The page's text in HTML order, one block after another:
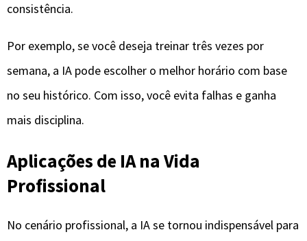
consistência.
Por exemplo, se você deseja treinar três vezes por
semana, a IA pode escolher o melhor horário com base
no seu histórico. Com isso, você evita falhas e ganha
mais disciplina.
Aplicações de IA na Vida
Profissional
No cenário profissional, a IA se tornou indispensável para